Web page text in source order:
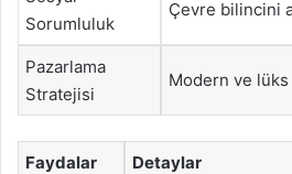
Sorumluluk
Çevre bilincini
Pazarlama
Stratejisi
Modern ve
Faydalar Detaylar